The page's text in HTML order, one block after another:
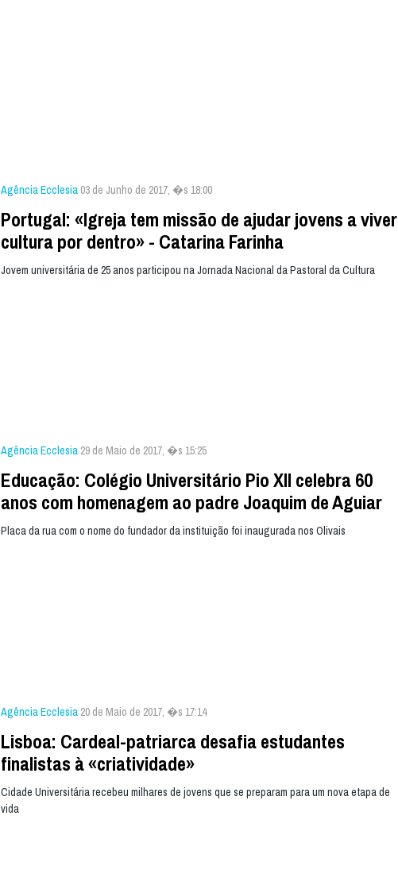
Agência Ecclesia 03 de Junho de 2017, �s 18:00
Portugal: «Igreja tem missão de ajudar jovens a viver
cultura por dentro» - Catarina Farinha
Jovem universitária de 25 anos participou na Jornada Nacional da Pastoral da Cultura
Agência Ecclesia 29 de Maio de 2017, �s 15:25
Educação: Colégio Universitário Pio XII celebra 60
anos com homenagem ao padre Joaquim de Aguiar
Placa da rua com o nome do fundador da instituição foi inaugurada nos Olivais
Agência Ecclesia 20 de Maio de 2017, �s 17:14
Lisboa: Cardeal-patriarca desafia estudantes
finalistas à «criatividade»
Cidade Universitária recebeu milhares de jovens que se preparam para um nova etapa de
vida